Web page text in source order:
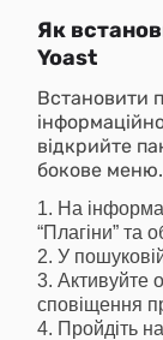
Як
Yoast
Встановити
відкрийте
бокове меню.
На
“Плагіни” та
У
Активуйте
сповіщення
Пройдіть